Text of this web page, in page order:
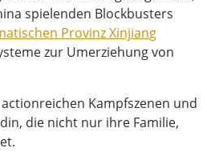
spielenden Blockbusters
Provinz Xinjiang
zur Umerziehung von
actionreichen Kampfszenen und
die nicht nur ihre Familie,